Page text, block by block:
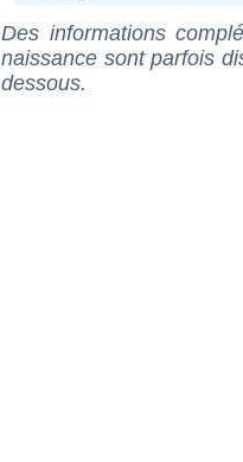
Des informations
naissance sont parfois
dessous.